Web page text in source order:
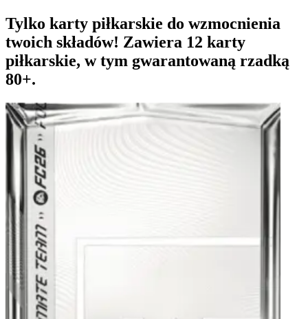
Tylko karty piłkarskie do wzmocnienia
twoich składów! Zawiera 12 karty
piłkarskie, w tym gwarantowaną rzadką
80+.